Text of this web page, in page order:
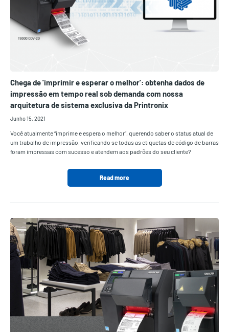
Chega de 'imprimir e esperar o melhor': obtenha dados de
impressão em tempo real sob demanda com nossa
arquitetura de sistema exclusiva da Printronix
Junho 15, 2021
Você atualmente “imprime e espera o melhor”, querendo saber o status atual de
um trabalho de impressão, verificando se todas as etiquetas de código de barras
foram impressas com sucesso e atendem aos padrões do seu cliente?
Read more